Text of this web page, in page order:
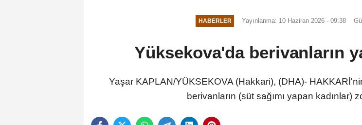
HABERLER Yayınlanma: 10 Haziran 2026 - 09:38
Yüksekova'da berivanların
Yaşar KAPLAN/YÜKSEKOVA (Hakkari), (DHA)-
berivanların (süt sağımı yapan kadınlar)